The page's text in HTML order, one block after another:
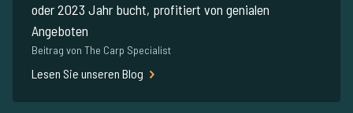
oder 2023 Jahr bucht, profitiert von genialen
Angeboten
Beitrag von The Carp Specialist
Lesen Sie unseren Blog